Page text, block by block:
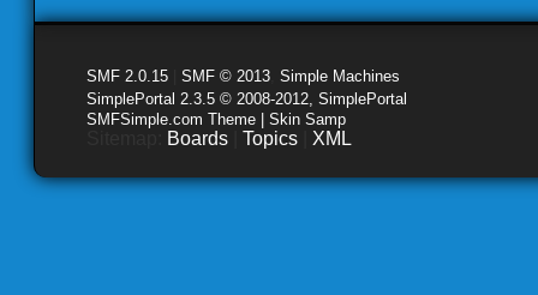
SMF 2.0.15 SMF © 2013 Simple Machines
SimplePortal 2.3.5 © 2008-2012, SimplePortal
SMFSimple.com Theme | Skin Samp
Boards Topics XML